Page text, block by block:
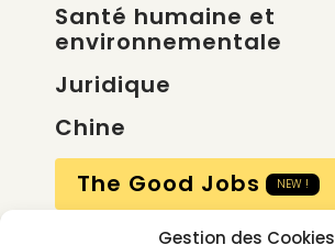
Gestion des Cookies
Santé humaine et
environnementale
Juridique
Chine
The Good Jobs
NEW !